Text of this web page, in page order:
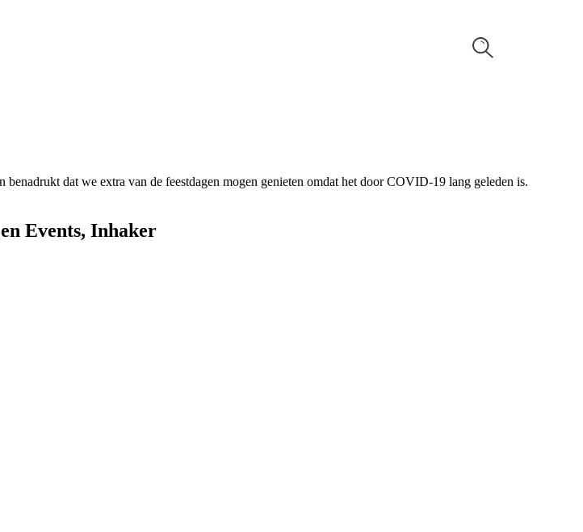
dat we extra van de feestdagen mogen genieten omdat het door COVID-19 lang geleden is.
Events, Inhaker